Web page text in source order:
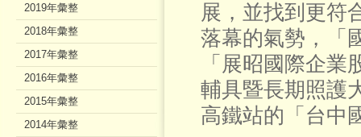
展，並找到更符
落幕的氣勢，「
「展昭國際企
輔具暨長期照護
高鐵站的「台中
2019年彙整
2018年彙整
2017年彙整
2016年彙整
2015年彙整
2014年彙整